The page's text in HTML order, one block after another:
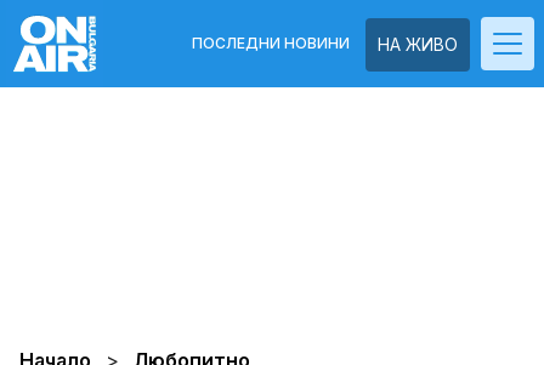
НА ЖИВО
ПОСЛЕДНИ НОВИНИ
Начало Любопитно